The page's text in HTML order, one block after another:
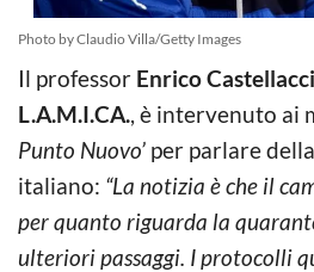
Photo by Claudio Villa/Getty Images
Il professor Enrico Castellacci
L.A.M.I.CA., è intervenuto ai
Punto Nuovo’ per parlare
italiano: “La notizia è che il
per quanto riguarda la
ulteriori passaggi. I protocolli